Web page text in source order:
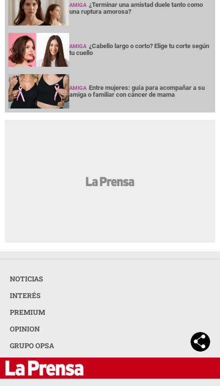
AMIGA ¿Terminar una amistad duele tanto como
una ruptura amorosa?
AMIGA ¿Cabello largo o corto? Elige tu corte según
tu cuello
AMIGA Entre mujeres: guía para acompañar a su
amiga o familiar con cáncer de mama
NOTICIAS
INTERÉS
PREMIUM
OPINION
GRUPO OPSA